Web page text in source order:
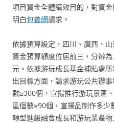
項目資金全體績效目的，對資
明白包養網請求。
依據預算設定，四川、廣西、
資金預算額度位居前三，分辨
元。依據游玩成長基金補貼處
出目標方面，請求游玩公共辦
數≥300個，宣揚推行游玩景區
區個數≥90個，宣揚品制作多
轉型進級融會成長和游玩業產